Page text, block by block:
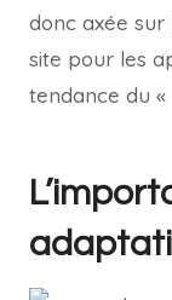
donc axée
site pour les
tendance du